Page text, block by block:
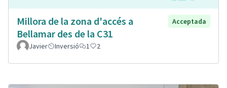
Millora de la zona d'accés a
Bellamar des de la C31
Acceptada
Javier Inversió 1 2